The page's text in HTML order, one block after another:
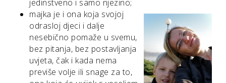
jedinstveno i samo njezino;
majka je i ona koja svojoj
odrasloj djeci i dalje
nesebično pomaže u svemu,
bez pitanja, bez postavljanja
uvjeta, čak i kada nema
previše volje ili snage za to,